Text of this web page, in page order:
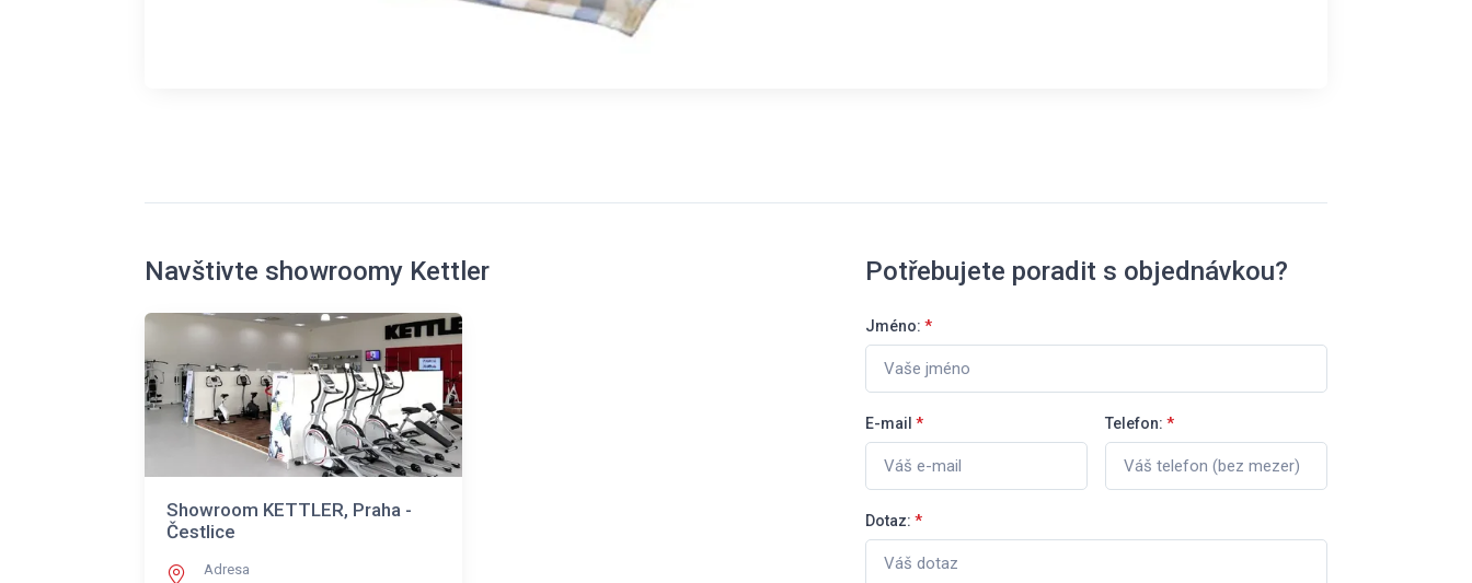
Navštivte showroomy Kettler
Showroom KETTLER, Praha -
Čestlice
Adresa
Potřebujete poradit s objednávkou?
Jméno: *
E-mail * Telefon: *
Dotaz: *